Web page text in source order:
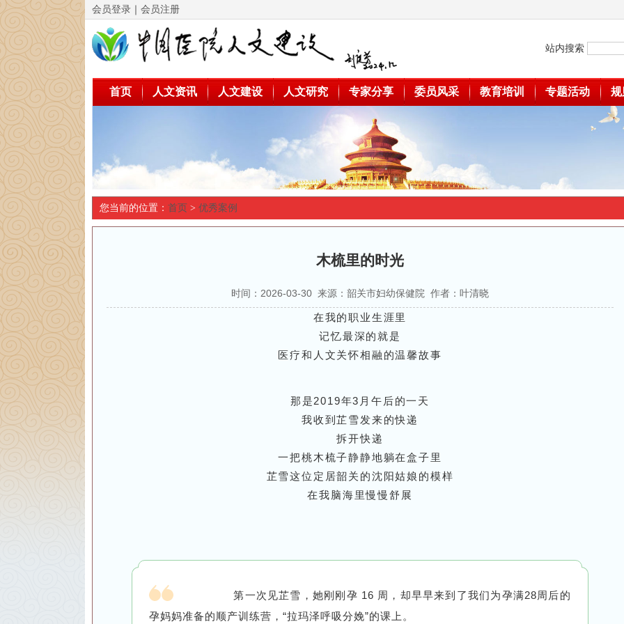
会员登录 ｜ 会员注册
站内搜索
首页 人文资讯 人文建设 人文研究 专家分享 委员风采 教育培训 专题活动 规
您当前的位置： 首页 > 优秀案例
木梳里的时光
时间：2026-03-30 来源：韶关市妇幼保健院 作者：叶清晓
在我的职业生涯里
记忆最深的就是
医疗和人文关怀相融的温馨故事
那是2019年3月午后的一天
我收到芷雪发来的快递
拆开快递
一把桃木梳子静静地躺在盒子里
芷雪这位定居韶关的沈阳姑娘的模样
在我脑海里慢慢舒展
第一次见芷雪，她刚刚孕 16 周，却早早来到了我们为孕满28周后的
孕妈妈准备的顺产训练营，“拉玛泽呼吸分娩”的课上。